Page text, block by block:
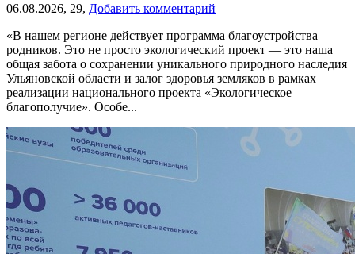
06.08.2026, 29, Добавить комментарий
«В нашем регионе действует программа благоустройства
родников. Это не просто экологический проект — это наша
общая забота о сохранении уникального природного наследия
Ульяновской области и залог здоровья земляков в рамках
реализации национального проекта «Экологическое
благополучие». Особе...